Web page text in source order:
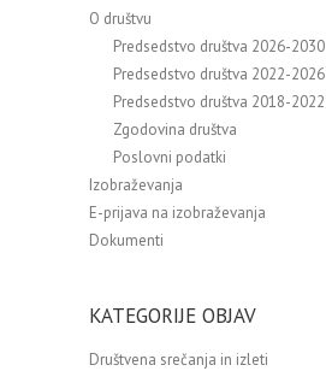
O društvu
Predsedstvo društva 2026-2030
Predsedstvo društva 2022-2026
Predsedstvo društva 2018-2022
Zgodovina društva
Poslovni podatki
Izobraževanja
E-prijava na izobraževanja
Dokumenti
KATEGORIJE OBJAV
Društvena srečanja in izleti